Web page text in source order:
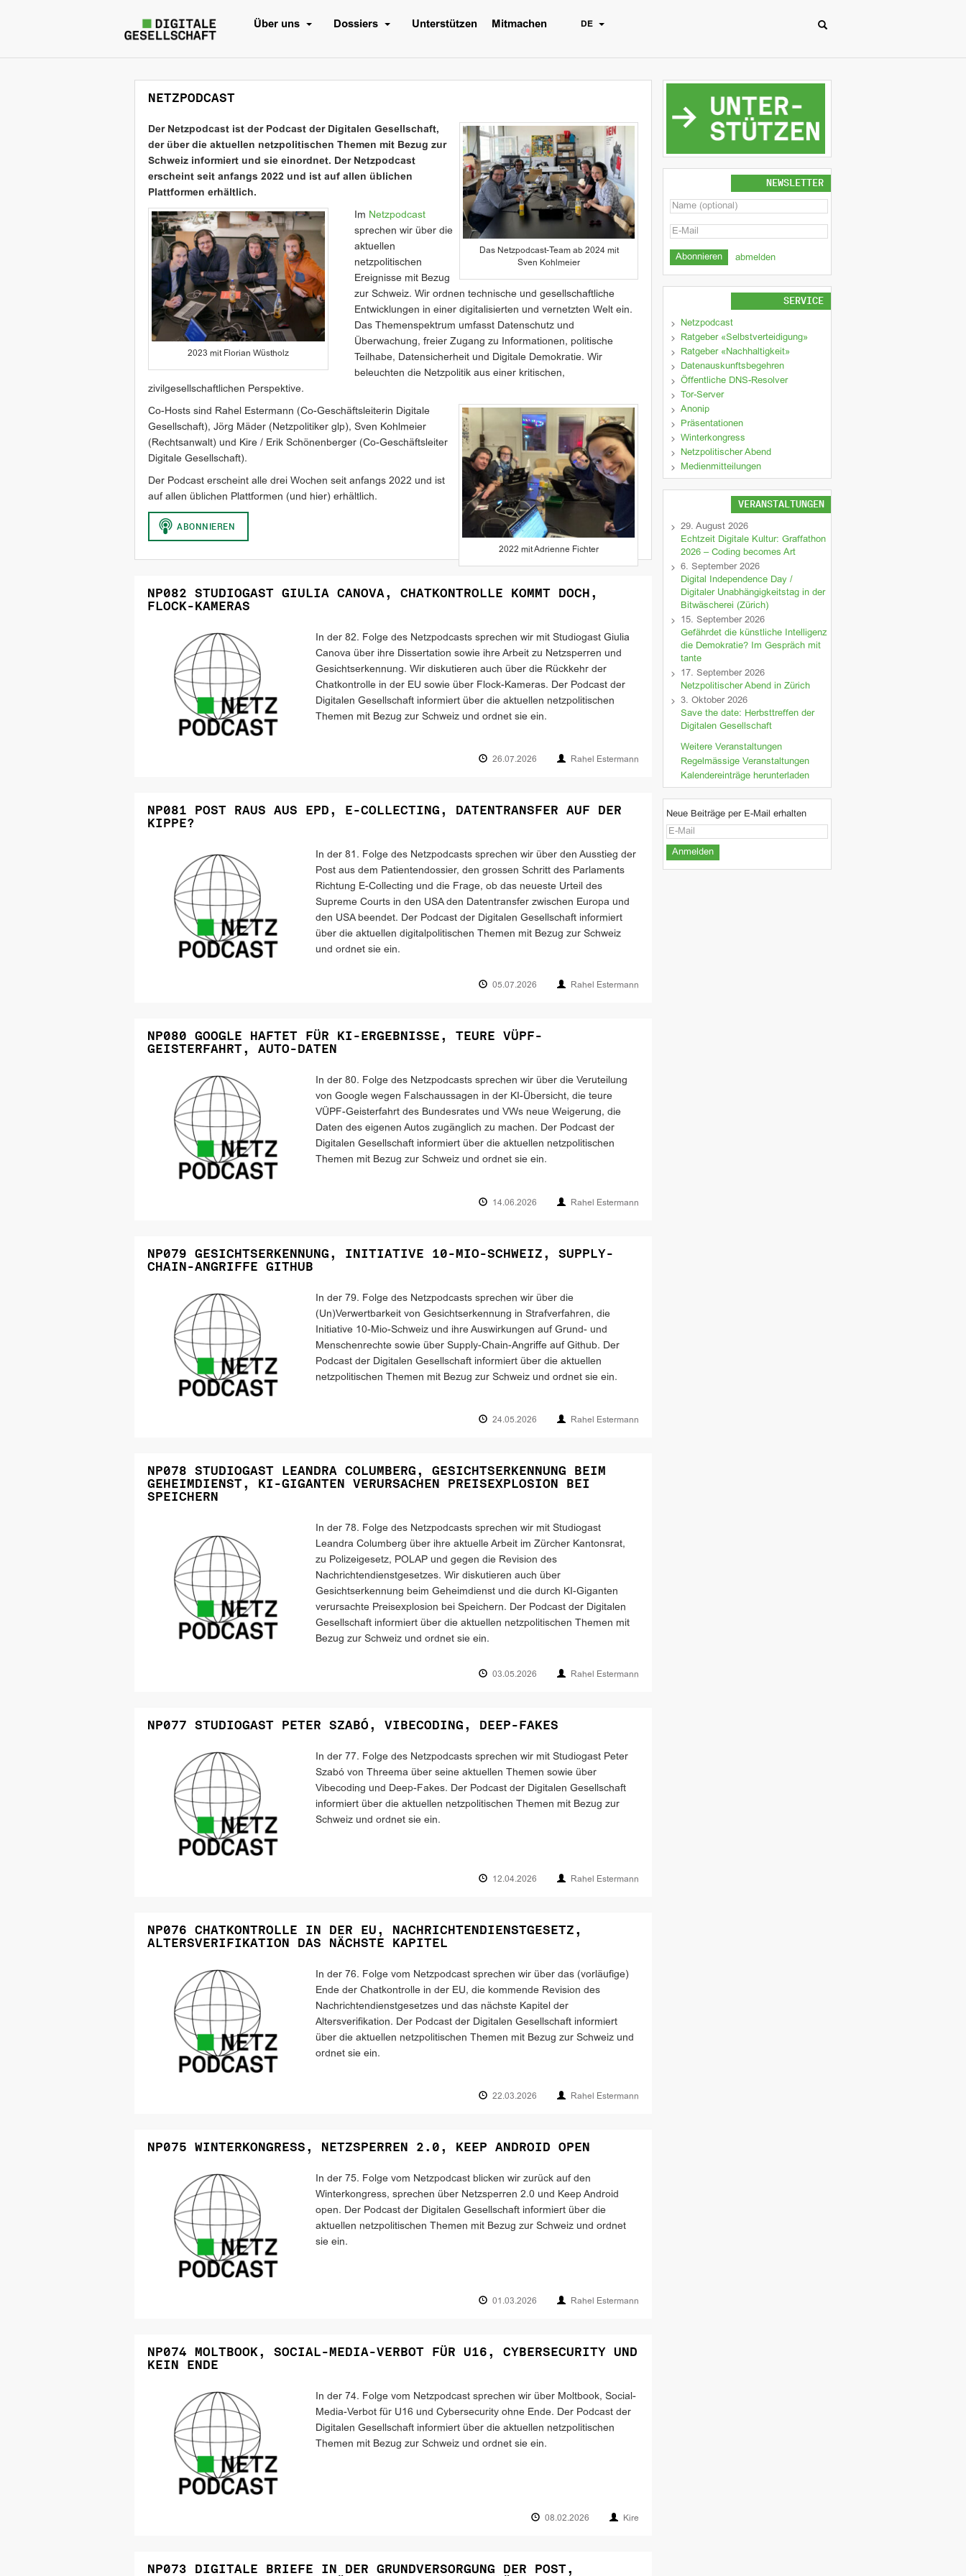
Über uns Dossiers Unterstützen Mitmachen DE
NETZPODCAST
Das Netzpodcast-Team ab 2024 mit
Sven Kohlmeier
Der Netzpodcast ist der Podcast der Digitalen Gesellschaft,
der über die aktuellen netzpolitischen Themen mit Bezug zur
Schweiz informiert und sie einordnet. Der Netzpodcast
erscheint seit anfangs 2022 und ist auf allen üblichen
Plattformen erhältlich.
2023 mit Florian Wüstholz
Im Netzpodcast
sprechen wir über die
aktuellen
netzpolitischen
Ereignisse mit Bezug
zur Schweiz. Wir ordnen technische und gesellschaftliche
Entwicklungen in einer digitalisierten und vernetzten Welt ein.
Das Themenspektrum umfasst Datenschutz und
Überwachung, freier Zugang zu Informationen, politische
Teilhabe, Datensicherheit und Digitale Demokratie. Wir
beleuchten die Netzpolitik aus einer kritischen,
zivilgesellschaftlichen Perspektive.
2022 mit Adrienne Fichter
Co-Hosts sind Rahel Estermann (Co-Geschäftsleiterin Digitale
Gesellschaft), Jörg Mäder (Netzpolitiker glp), Sven Kohlmeier
(Rechtsanwalt) und Kire / Erik Schönenberger (Co-Geschäftsleiter
Digitale Gesellschaft).
Der Podcast erscheint alle drei Wochen seit anfangs 2022 und ist
auf allen üblichen Plattformen (und hier) erhältlich.
NP082 STUDIOGAST GIULIA CANOVA, CHATKONTROLLE KOMMT DOCH,
FLOCK-KAMERAS
In der 82. Folge des Netzpodcasts sprechen wir mit Studiogast Giulia
Canova über ihre Dissertation sowie ihre Arbeit zu Netzsperren und
Gesichtserkennung. Wir diskutieren auch über die Rückkehr der
Chatkontrolle in der EU sowie über Flock-Kameras. Der Podcast der
Digitalen Gesellschaft informiert über die aktuellen netzpolitischen
Themen mit Bezug zur Schweiz und ordnet sie ein.
26.07.2026 Rahel Estermann
NP081 POST RAUS AUS EPD, E-COLLECTING, DATENTRANSFER AUF DER
KIPPE?
In der 81. Folge des Netzpodcasts sprechen wir über den Ausstieg der
Post aus dem Patientendossier, den grossen Schritt des Parlaments
Richtung E-Collecting und die Frage, ob das neueste Urteil des
Supreme Courts in den USA den Datentransfer zwischen Europa und
den USA beendet. Der Podcast der Digitalen Gesellschaft informiert
über die aktuellen digitalpolitischen Themen mit Bezug zur Schweiz
und ordnet sie ein.
05.07.2026 Rahel Estermann
NP080 GOOGLE HAFTET FÜR KI-ERGEBNISSE, TEURE VÜPF-
GEISTERFAHRT, AUTO-DATEN
In der 80. Folge des Netzpodcasts sprechen wir über die Veruteilung
von Google wegen Falschaussagen in der KI-Übersicht, die teure
VÜPF-Geisterfahrt des Bundesrates und VWs neue Weigerung, die
Daten des eigenen Autos zugänglich zu machen. Der Podcast der
Digitalen Gesellschaft informiert über die aktuellen netzpolitischen
Themen mit Bezug zur Schweiz und ordnet sie ein.
14.06.2026 Rahel Estermann
NP079 GESICHTSERKENNUNG, INITIATIVE 10-MIO-SCHWEIZ, SUPPLY-
CHAIN-ANGRIFFE GITHUB
In der 79. Folge des Netzpodcasts sprechen wir über die
(Un)Verwertbarkeit von Gesichtserkennung in Strafverfahren, die
Initiative 10-Mio-Schweiz und ihre Auswirkungen auf Grund- und
Menschenrechte sowie über Supply-Chain-Angriffe auf Github. Der
Podcast der Digitalen Gesellschaft informiert über die aktuellen
netzpolitischen Themen mit Bezug zur Schweiz und ordnet sie ein.
24.05.2026 Rahel Estermann
NP078 STUDIOGAST LEANDRA COLUMBERG, GESICHTSERKENNUNG BEIM
GEHEIMDIENST, KI-GIGANTEN VERURSACHEN PREISEXPLOSION BEI
SPEICHERN
In der 78. Folge des Netzpodcasts sprechen wir mit Studiogast
Leandra Columberg über ihre aktuelle Arbeit im Zürcher Kantonsrat,
zu Polizeigesetz, POLAP und gegen die Revision des
Nachrichtendienstgesetzes. Wir diskutieren auch über
Gesichtserkennung beim Geheimdienst und die durch KI-Giganten
verursachte Preisexplosion bei Speichern. Der Podcast der Digitalen
Gesellschaft informiert über die aktuellen netzpolitischen Themen mit
Bezug zur Schweiz und ordnet sie ein.
03.05.2026 Rahel Estermann
NP077 STUDIOGAST PETER SZABÓ, VIBECODING, DEEP-FAKES
In der 77. Folge des Netzpodcasts sprechen wir mit Studiogast Peter
Szabó von Threema über seine aktuellen Themen sowie über
Vibecoding und Deep-Fakes. Der Podcast der Digitalen Gesellschaft
informiert über die aktuellen netzpolitischen Themen mit Bezug zur
Schweiz und ordnet sie ein.
12.04.2026 Rahel Estermann
NP076 CHATKONTROLLE IN DER EU, NACHRICHTENDIENSTGESETZ,
ALTERSVERIFIKATION DAS NÄCHSTE KAPITEL
In der 76. Folge vom Netzpodcast sprechen wir über das (vorläufige)
Ende der Chatkontrolle in der EU, die kommende Revision des
Nachrichtendienstgesetzes und das nächste Kapitel der
Altersverifikation. Der Podcast der Digitalen Gesellschaft informiert
über die aktuellen netzpolitischen Themen mit Bezug zur Schweiz und
ordnet sie ein.
22.03.2026 Rahel Estermann
NP075 WINTERKONGRESS, NETZSPERREN 2.0, KEEP ANDROID OPEN
In der 75. Folge vom Netzpodcast blicken wir zurück auf den
Winterkongress, sprechen über Netzsperren 2.0 und Keep Android
open. Der Podcast der Digitalen Gesellschaft informiert über die
aktuellen netzpolitischen Themen mit Bezug zur Schweiz und ordnet
sie ein.
01.03.2026 Rahel Estermann
NP074 MOLTBOOK, SOCIAL-MEDIA-VERBOT FÜR U16, CYBERSECURITY UND
KEIN ENDE
In der 74. Folge vom Netzpodcast sprechen wir über Moltbook, Social-
Media-Verbot für U16 und Cybersecurity ohne Ende. Der Podcast der
Digitalen Gesellschaft informiert über die aktuellen netzpolitischen
Themen mit Bezug zur Schweiz und ordnet sie ein.
08.02.2026 Kire
NP073 DIGITALE BRIEFE IN DER GRUNDVERSORGUNG DER POST,
NEWSLETTER
abmelden
SERVICE
Netzpodcast
Ratgeber «Selbstverteidigung»
Ratgeber «Nachhaltigkeit»
Datenauskunftsbegehren
Öffentliche DNS-Resolver
Tor-Server
Anonip
Präsentationen
Winterkongress
Netzpolitischer Abend
Medienmitteilungen
VERANSTALTUNGEN
29. August 2026
Echtzeit Digitale Kultur: Graffathon
2026 – Coding becomes Art
6. September 2026
Digital Independence Day /
Digitaler Unabhängigkeitstag in der
Bitwäscherei (Zürich)
15. September 2026
Gefährdet die künstliche Intelligenz
die Demokratie? Im Gespräch mit
tante
17. September 2026
Netzpolitischer Abend in Zürich
3. Oktober 2026
Save the date: Herbsttreffen der
Digitalen Gesellschaft
Weitere Veranstaltungen
Regelmässige Veranstaltungen
Kalendereinträge herunterladen
Neue Beiträge per E-Mail erhalten